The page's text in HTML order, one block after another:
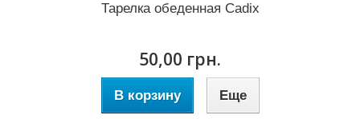
Тарелка обеденная Cadix
50,00 грн.
В корзину Еще